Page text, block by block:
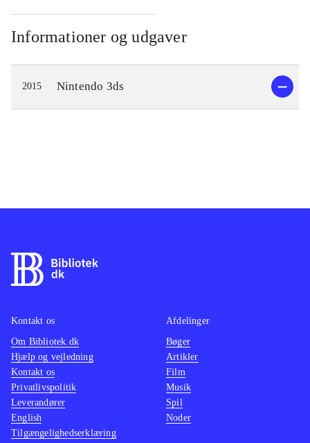
Informationer og udgaver
2015 Nintendo 3ds
Kontakt os
Om Bibliotek.dk
Hjælp og vejledning
Kontakt os
Privatlivspolitik
Leverandører
English
Tilgængelighedserklæring
Afdelinger
Bøger
Artikler
Film
Musik
Spil
Noder